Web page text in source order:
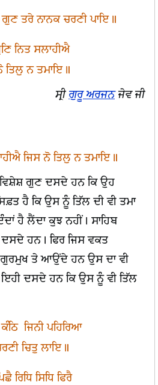
ਤਰੇ ਨਾਨਕ ਚਰਣੀ ਪਾਇ॥
ਨਿਤ ਸਲਾਹੀਐ
ਤਿਲੁ ਨ ਤਮਾਇ॥
ਸ੍ਰੀ ਗੁਰੂ ਅਰਜਨਜੇਵ ਜੀ
ਜਿਸ ਨੋ ਤਿਲੁ ਨ ਤਮਾਇ॥
ਗੁਣ ਦਸਦੇ ਹਨ ਕਿ ਉਹ
ਹੈ ਕਿ ਉਸ ਨੂੰ ਤਿੱਲ ਦੀ ਵੀ ਤਮਾ
ਹੈ ਲੈਂਦਾ ਕੁਝ ਨਹੀਂ। ਸਾਹਿਬ
ਹਨ। ਫਿਰ ਜਿਸ ਵਕਤ
ਤੇ ਆਉਂਦੇ ਹਨ ਉਸ ਦਾ ਵੀ
ਦਸਦੇ ਹਨ ਕਿ ਉਸ ਨੂੰ ਵੀ ਤਿੱਲ
ਕੰਠਿ ਜਿਨੀ ਪਹਿਰਿਆ
ਚਿਤੁ ਲਾਇ॥
ਰਿਧਿ ਸਿਧਿ ਫਿਰੈ